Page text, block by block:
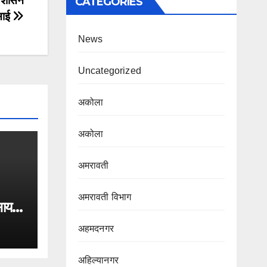
News
Uncategorized
अकोला
अकोला
अमरावती
अमरावती विभाग‌
अहमदनगर
अहिल्यानगर